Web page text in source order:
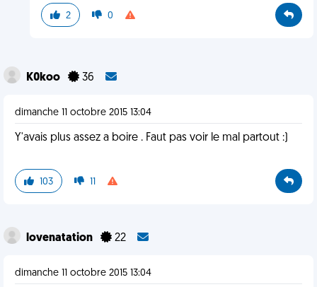
2 0
K0koo 36
dimanche 11 octobre 2015 13:04
Y'avais plus assez a boire . Faut pas voir le mal partout :)
103 11
lovenatation 22
dimanche 11 octobre 2015 13:04